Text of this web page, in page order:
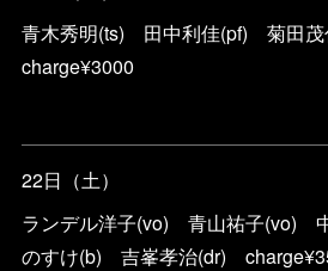
青木秀明(ts) 田中利佳(pf) 菊田
charge¥3000
22日（土）
ランデル洋子(vo) 青山祐子(vo)
のすけ(b) 吉峯孝治(dr)